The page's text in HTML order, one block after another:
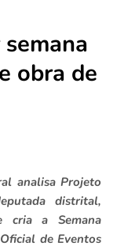
obra de
analisa Projeto
distrital,
cria a Semana
de Eventos